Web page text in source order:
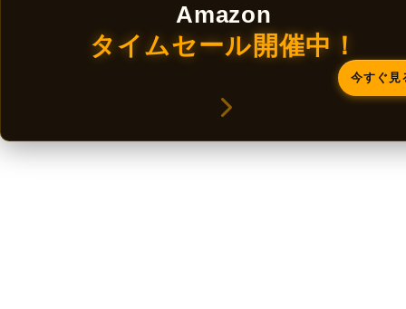
Amazon
タイムセール開催中！
今すぐ見